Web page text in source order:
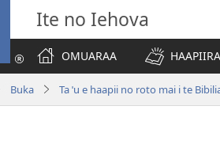
Ite no Iehova
OMUARAA
Buka Ta ˈu e haapii no roto mai i te